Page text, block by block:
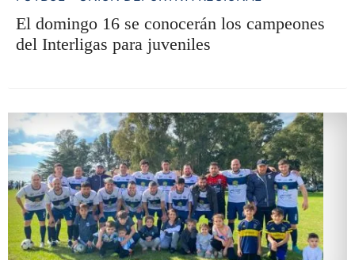
El domingo 16 se conocerán los campeones
del Interligas para juveniles